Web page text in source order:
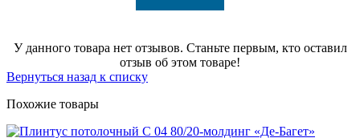
У данного товара нет отзывов. Станьте первым, кто оставил
отзыв об этом товаре!
Вернуться назад к списку
Похожие товары